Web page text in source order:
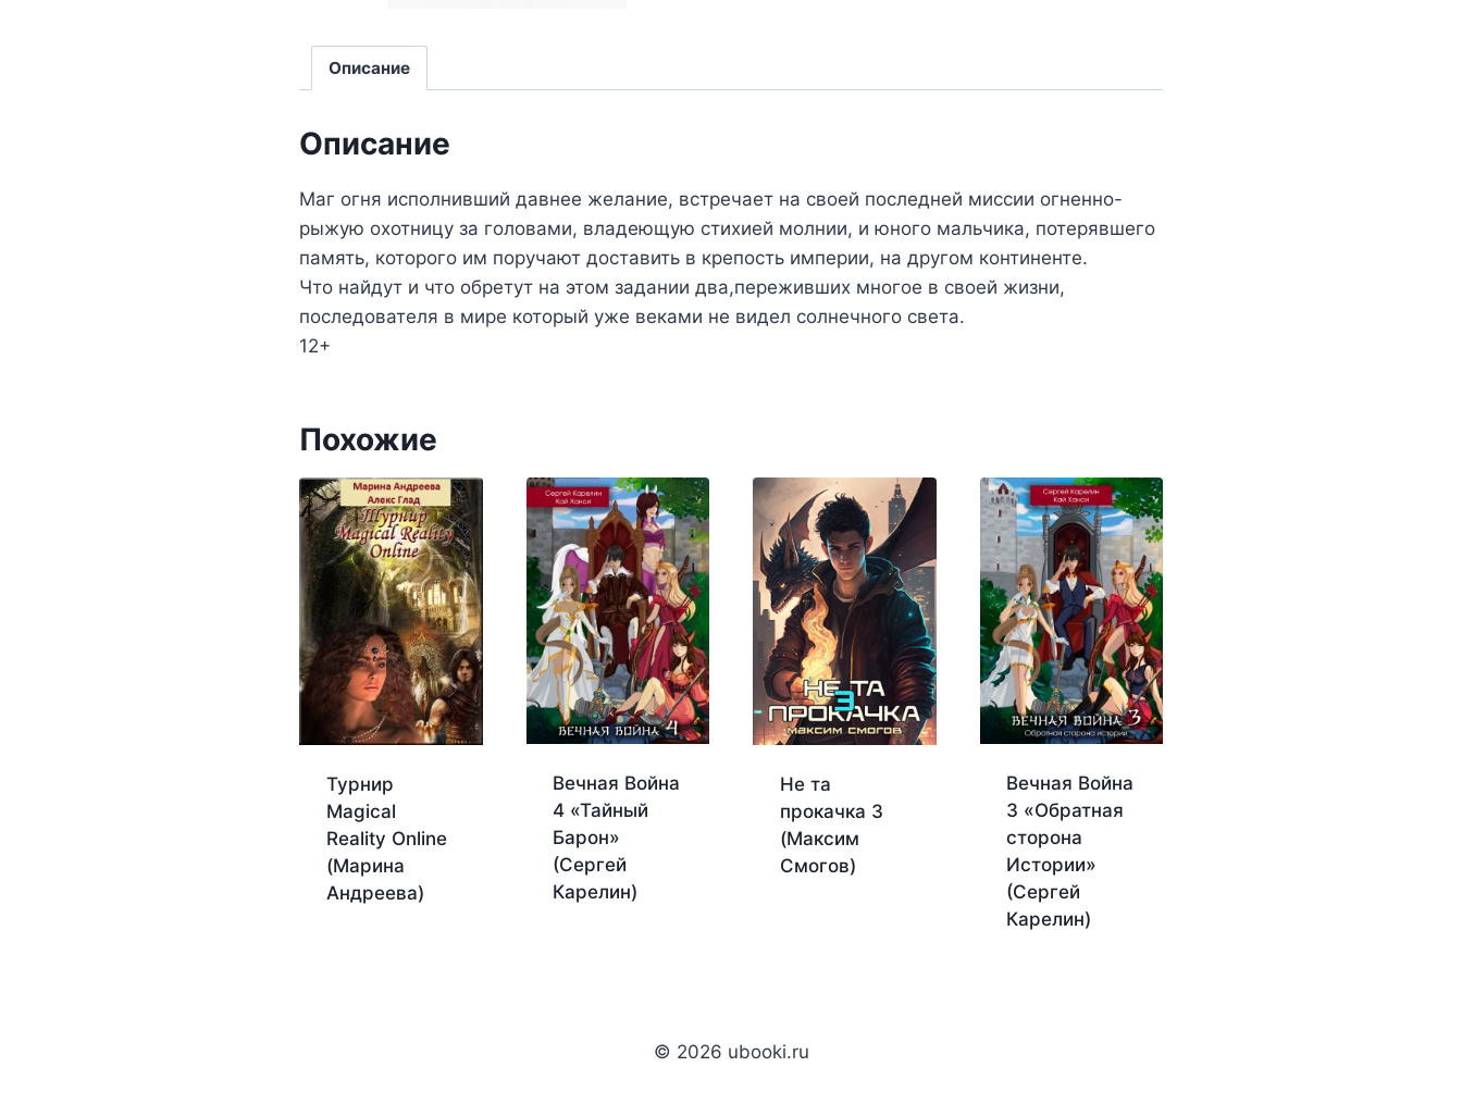
Описание
Описание
Маг огня исполнивший давнее желание, встречает на своей последней миссии огненно-
рыжую охотницу за головами, владеющую стихией молнии, и юного мальчика, потерявшего
память, которого им поручают доставить в крепость империи, на другом континенте.
Что найдут и что обретут на этом задании два,переживших многое в своей жизни,
последователя в мире который уже веками не видел солнечного света.
12+
Похожие
Турнир
Magical
Reality Online
(Марина
Андреева)
Вечная Война
4 «Тайный
Барон»
(Сергей
Карелин)
Не та
прокачка 3
(Максим
Смогов)
Вечная Война
3 «Обратная
сторона
Истории»
(Сергей
Карелин)
© 2026 ubooki.ru